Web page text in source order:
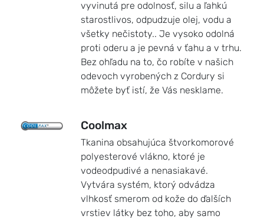
vyvinutá pre odolnosť, silu a ľahkú
starostlivos, odpudzuje olej, vodu a
všetky nečistoty.. Je vysoko odolná
proti oderu a je pevná v ťahu a v trhu.
Bez ohľadu na to, čo robíte v našich
odevoch vyrobených z Cordury si
môžete byť istí, že Vás nesklame.
Coolmax
Tkanina obsahujúca štvorkomorové
polyesterové vlákno, ktoré je
vodeodpudivé a nenasiakavé.
Vytvára systém, ktorý odvádza
vlhkosť smerom od kože do ďalších
vrstiev látky bez toho, aby samo